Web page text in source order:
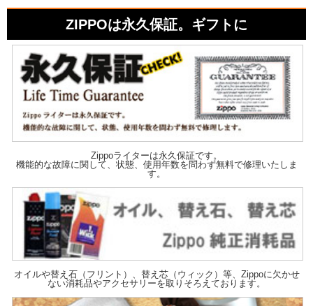
ZIPPOは永久保証。ギフトに
Zippoライターは永久保証です。
機能的な故障に関して、状態、使用年数を問わず無料で修理いたしま
す。
オイルや替え石（フリント）、替え芯（ウィック）等、Zippoに欠かせ
ない消耗品やアクセサリーを取りそろえております。